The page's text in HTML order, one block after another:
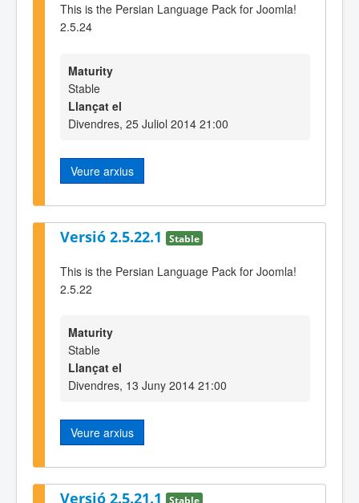
This is the Persian Language Pack for Joomla!
2.5.24
Maturity
Stable
Llançat el
Divendres, 25 Juliol 2014 21:00
Veure arxius
Versió 2.5.22.1 Stable
This is the Persian Language Pack for Joomla!
2.5.22
Maturity
Stable
Llançat el
Divendres, 13 Juny 2014 21:00
Veure arxius
Versió 2.5.21.1 Stable